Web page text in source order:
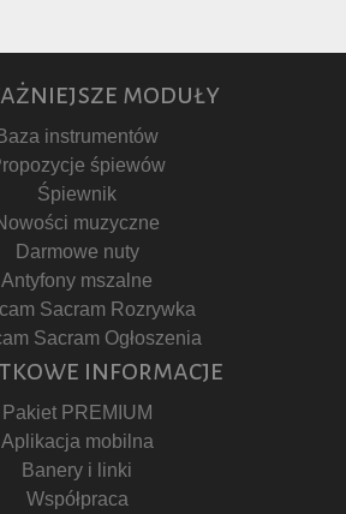
moduły
Baza instrumentów
śpiewów
Śpiewnik
muzyczne
Darmowe nuty
Antyfony mszalne
Sacram Rozrywka
Sacram Ogłoszenia
informacje
Pakiet PREMIUM
Aplikacja mobilna
Banery i linki
Współpraca